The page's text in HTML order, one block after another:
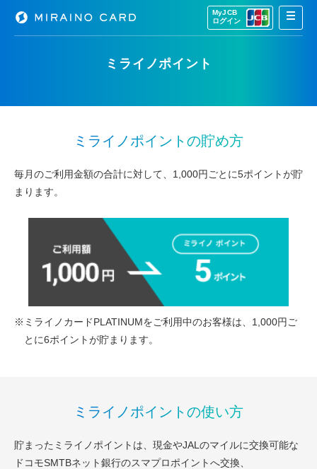
MyJCB
ログイン
ミライノポイント
ミライノポイントの貯め方
毎月のご利用金額の合計に対して、1,000円ごとに5ポイントが貯
まります。
※ミライノカードPLATINUMをご利用中のお客様は、1,000円ご
とに6ポイントが貯まります。
ミライノポイントの使い方
貯まったミライノポイントは、現金やJALのマイルに交換可能な
ドコモSMTBネット銀行のスマプロポイントへ交換、